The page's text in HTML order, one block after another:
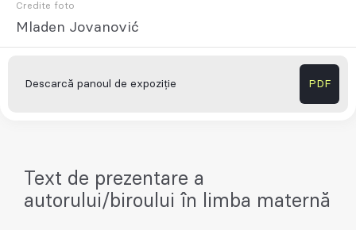
Credite foto
Mladen Jovanović
Descarcă panoul de expoziție PDF
Text de prezentare a
autorului/biroului în limba maternă